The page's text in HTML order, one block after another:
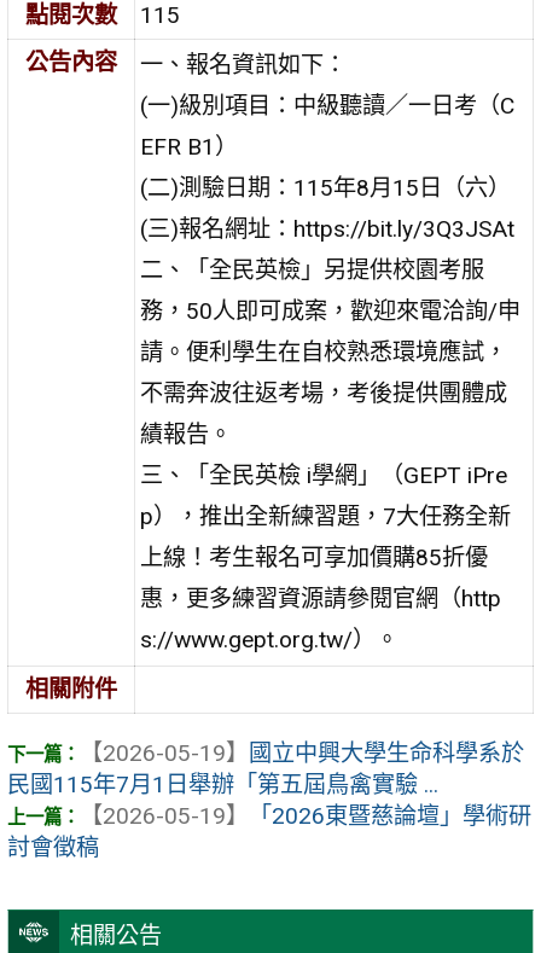
相關公告
點閱次數
115
公告內容
一、報名資訊如下：
(一)級別項目：中級聽讀／一日考（C
EFR B1）
(二)測驗日期：115年8月15日（六）
(三)報名網址：https://bit.ly/3Q3JSAt
二、「全民英檢」另提供校園考服
務，50人即可成案，歡迎來電洽詢/申
請。便利學生在自校熟悉環境應試，
不需奔波往返考場，考後提供團體成
績報告。
三、「全民英檢 i學網」（GEPT iPre
p），推出全新練習題，7大任務全新
上線！考生報名可享加價購85折優
惠，更多練習資源請參閱官網（http
s://www.gept.org.tw/）。
相關附件
【2026-05-19】
國立中興大學生命科學系於
民國115年7月1日舉辦「第五屆鳥禽實驗 ...
【2026-05-19】
「2026東暨慈論壇」學術研
討會徵稿